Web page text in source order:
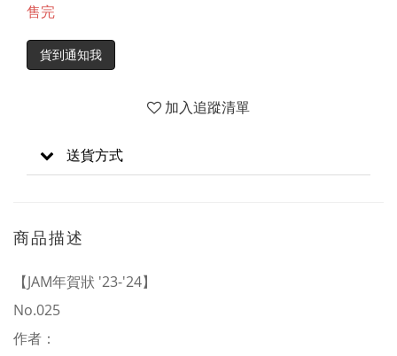
售完
貨到通知我
加入追蹤清單
送貨方式
商品描述
【JAM年賀狀 '23-'24】
No.025
作者：